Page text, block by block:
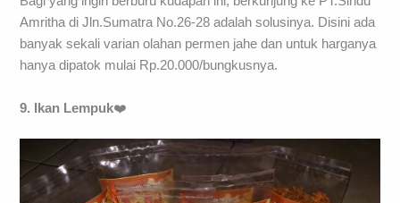
Amritha di Jln.Sumatra No.26-28 adalah solusinya. Disini ada
banyak sekali varian olahan permen jahe dan untuk harganya
hanya dipatok mulai Rp.20.000/bungkusnya.
9. Ikan Lempuk❤️